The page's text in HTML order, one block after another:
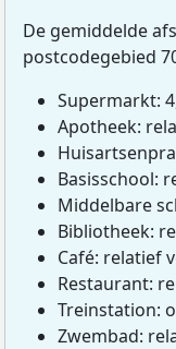
De gemiddelde
postcodegebied
Supermarkt:
Apotheek:
Basisschool:
Middelbare
Bibliotheek:
Café: relatief
Restaurant:
Treinstation:
Zwembad: